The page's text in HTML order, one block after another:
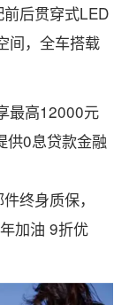
后贯穿式LED
间，全车搭载
最高12000元
供0息贷款金融
终身质保，
加油 9折优